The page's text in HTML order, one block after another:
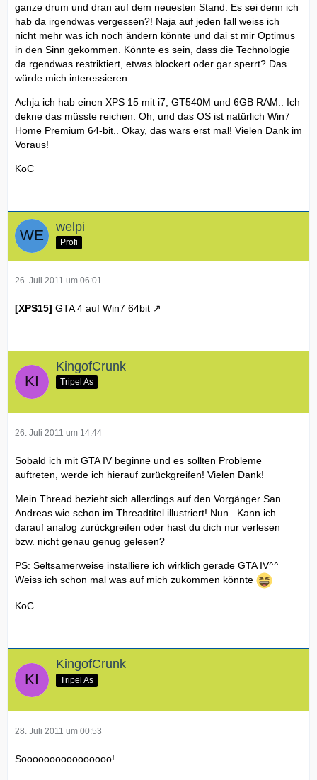
ganze drum und dran auf dem neuesten Stand. Es sei denn ich
hab da irgendwas vergessen?! Naja auf jeden fall weiss ich
nicht mehr was ich noch ändern könnte und dai st mir Optimus
in den Sinn gekommen. Könnte es sein, dass die Technologie
da rgendwas restriktiert, etwas blockert oder gar sperrt? Das
würde mich interessieren..
Achja ich hab einen XPS 15 mit i7, GT540M und 6GB RAM.. Ich
dekne das müsste reichen. Oh, und das OS ist natürlich Win7
Home Premium 64-bit.. Okay, das wars erst mal! Vielen Dank im
Voraus!
KoC
welpi
Profi
26. Juli 2011 um 06:01
[XPS15] GTA 4 auf Win7 64bit
KingofCrunk
Tripel As
26. Juli 2011 um 14:44
Sobald ich mit GTA IV beginne und es sollten Probleme
auftreten, werde ich hierauf zurückgreifen! Vielen Dank!
Mein Thread bezieht sich allerdings auf den Vorgänger San
Andreas wie schon im Threadtitel illustriert! Nun.. Kann ich
darauf analog zurückgreifen oder hast du dich nur verlesen
bzw. nicht genau genug gelesen?
PS: Seltsamerweise installiere ich wirklich gerade GTA IV^^
Weiss ich schon mal was auf mich zukommen könnte
KoC
KingofCrunk
Tripel As
28. Juli 2011 um 00:53
Soooooooooooooooo!